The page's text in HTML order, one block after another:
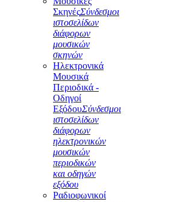
ΣκηνέςΣύνδεσμοι
ιστοσελίδων
διάφορων
μουσικών
σκηνών
Ηλεκτρονικά
Μουσικά
Περιοδικά -
Οδηγοί
ΕξόδουΣύνδεσμοι
ιστοσελίδων
διάφορων
ηλεκτρονικών
μουσικών
περιοδικών
και οδηγών
εξόδου
Ραδιοφωνικοί